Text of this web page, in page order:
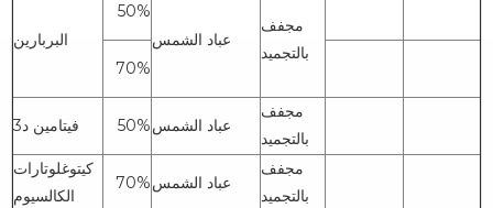
البربارين
50%
عباد الشمس
مجفف
بالتجميد
70%
فيتامين د3 50%عباد الشمس
مجفف
بالتجميد
كيتوغلوتارات
الكالسيوم
70%عباد الشمس
مجفف
بالتجميد